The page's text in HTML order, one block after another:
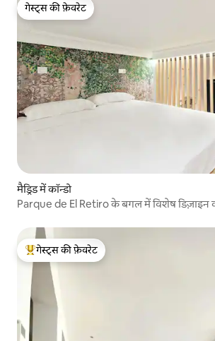
गेस्ट्स की फ़ेवरेट
गेस्ट्स की फ़ेवरेट
मैड्रिड में कॉन्डो
Parque de El Retiro के बगल में विशेष डिज़ाइन
गेस्ट्स का टॉप फ़ेवरेट
गेस्ट्स की फ़ेवरेट